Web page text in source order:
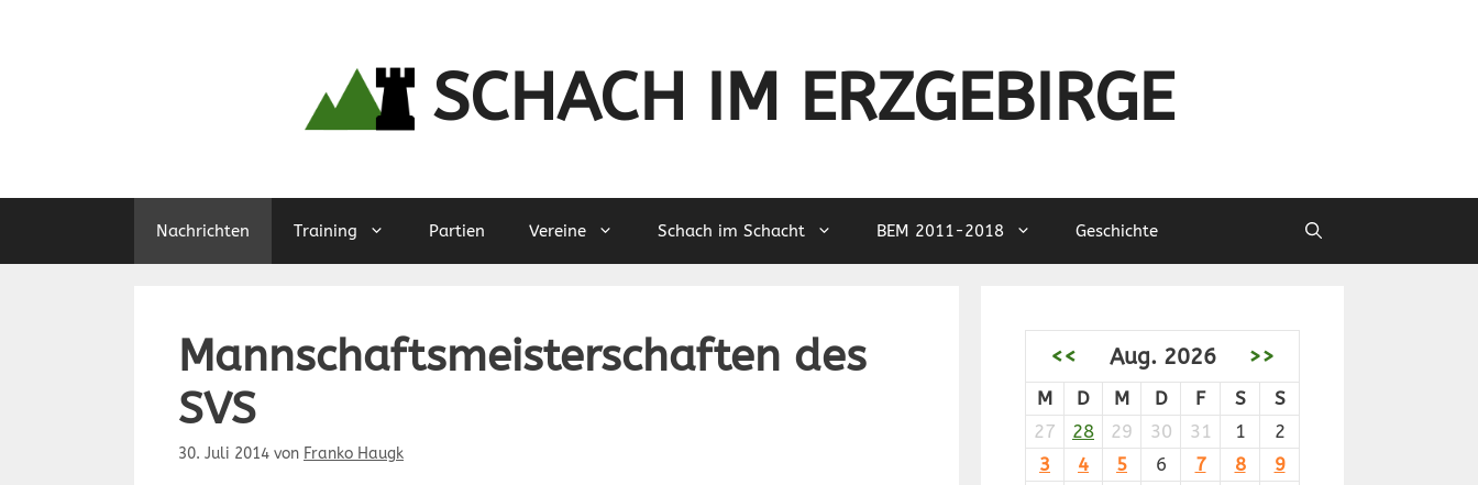
SCHACH IM ERZGEBIRGE
Nachrichten Training Partien Vereine Schach im Schacht BEM 2011-2018 Geschichte
Mannschaftsmeisterschaften des
SVS
30. Juli 2014 von Franko Haugk
<< Aug. 2026 >>
M D M D F S
S
27
28 29 30 31 1
2
3
4 5 6 7 8
9